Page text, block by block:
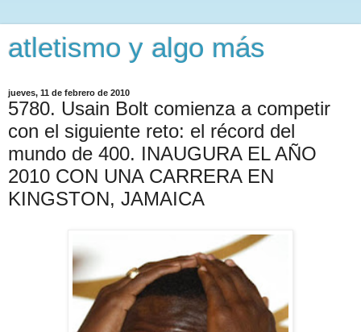
atletismo y algo más
jueves, 11 de febrero de 2010
5780. Usain Bolt comienza a competir
con el siguiente reto: el récord del
mundo de 400. INAUGURA EL AÑO
2010 CON UNA CARRERA EN
KINGSTON, JAMAICA